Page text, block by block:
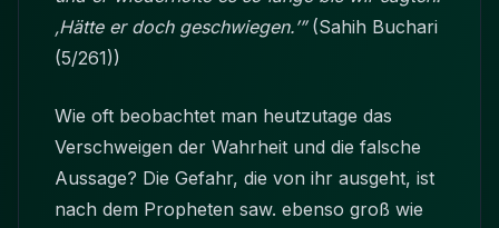
‚Hätte er doch geschwiegen.’” (Sahih Buchari
(5/261))
Wie oft beobachtet man heutzutage das
Verschweigen der Wahrheit und die falsche
Aussage? Die Gefahr, die von ihr ausgeht, ist
nach dem Propheten saw. ebenso groß wie